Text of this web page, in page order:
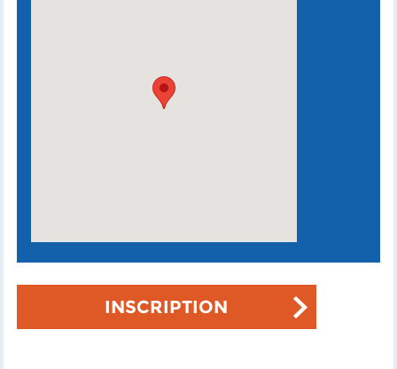
INSCRIPTION